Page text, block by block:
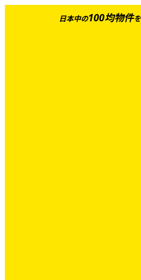
日本中の100均物件